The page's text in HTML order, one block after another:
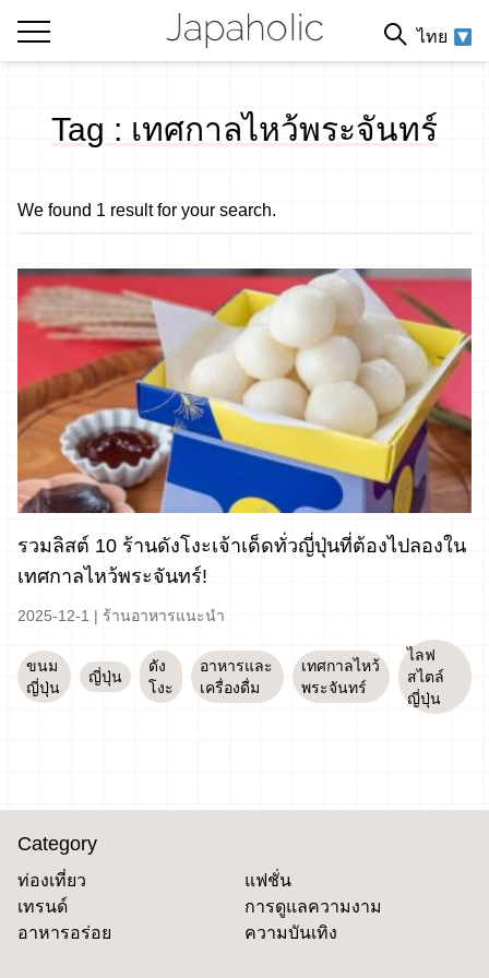
ไทย
Tag : เทศกาลไหว้พระจันทร์
We found 1 result for your search.
รวมลิสต์ 10 ร้านดังโงะเจ้าเด็ดทั่วญี่ปุ่นที่ต้องไปลองใน
เทศกาลไหว้พระจันทร์!
2025-12-1 | ร้านอาหารแนะนำ
ขนม
ญี่ปุ่น
ญี่ปุ่น
ดัง
โงะ
อาหารและ
เครื่องดื่ม
เทศกาลไหว้
พระจันทร์
ไลฟ
สไตล์
ญี่ปุ่น
Category
ท่องเที่ยว
แฟชั่น
เทรนด์
การดูแลความงาม
อาหารอร่อย
ความบันเทิง